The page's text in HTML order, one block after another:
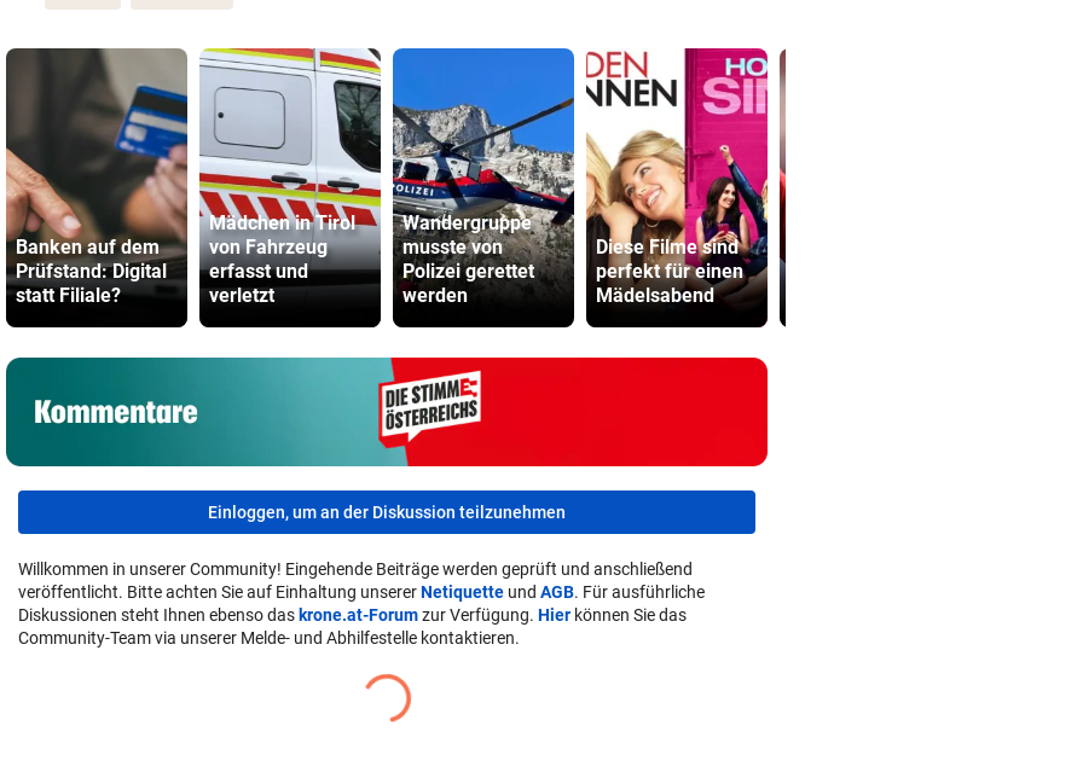
Banken auf dem
Prüfstand: Digital
statt Filiale?
Mädchen in Tirol
von Fahrzeug
erfasst und
verletzt
Wandergruppe
musste von
Polizei gerettet
werden
Diese Filme sind
perfekt für einen
Mädelsabend
Einloggen, um an der Diskussion teilzunehmen
Willkommen in unserer Community! Eingehende Beiträge werden geprüft und anschließend
veröffentlicht. Bitte achten Sie auf Einhaltung unsererNetiquette und AGB. Für ausführliche
Diskussionen steht Ihnen ebenso das krone.at-Forumzur Verfügung. Hier können Sie das
Community-Team via unserer Melde- und Abhilfestelle kontaktieren.